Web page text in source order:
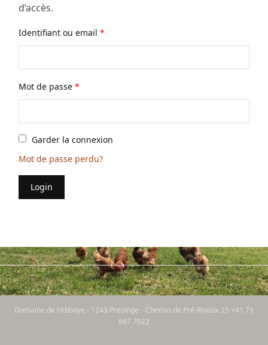
d’accès.
Identifiant ou email*
Mot de passe*
Garder la connexion
Mot de passe perdu?
Login
Domaine de l'Abbaye - 1243 Presinge - Chemin de Pré-Rojoux 25 +41 79
667 7022